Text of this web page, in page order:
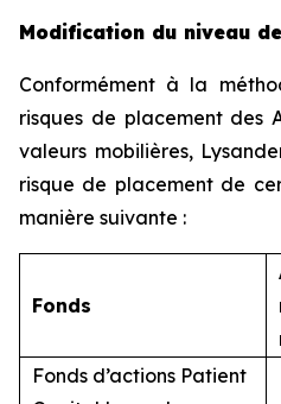
Modification du niveau
Conformément à la
risques de placement des
valeurs mobilières,
risque de placement de
manière suivante :
Fonds
Fonds d’actions Patient